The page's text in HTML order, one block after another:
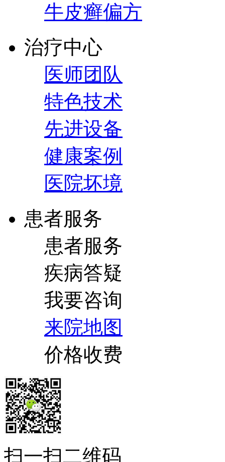
牛皮癣偏方
治疗中心
医师团队
特色技术
先进设备
健康案例
医院坏境
患者服务
患者服务
疾病答疑
我要咨询
来院地图
价格收费
扫一扫二维码